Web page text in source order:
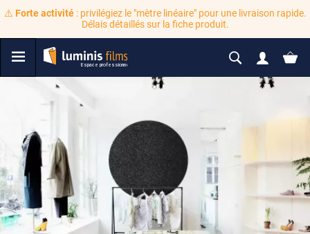
⚠️ Forte activité: privilégiez le "mètre linéaire" pour une livraison rapide.
Délais détaillés sur la fiche produit.